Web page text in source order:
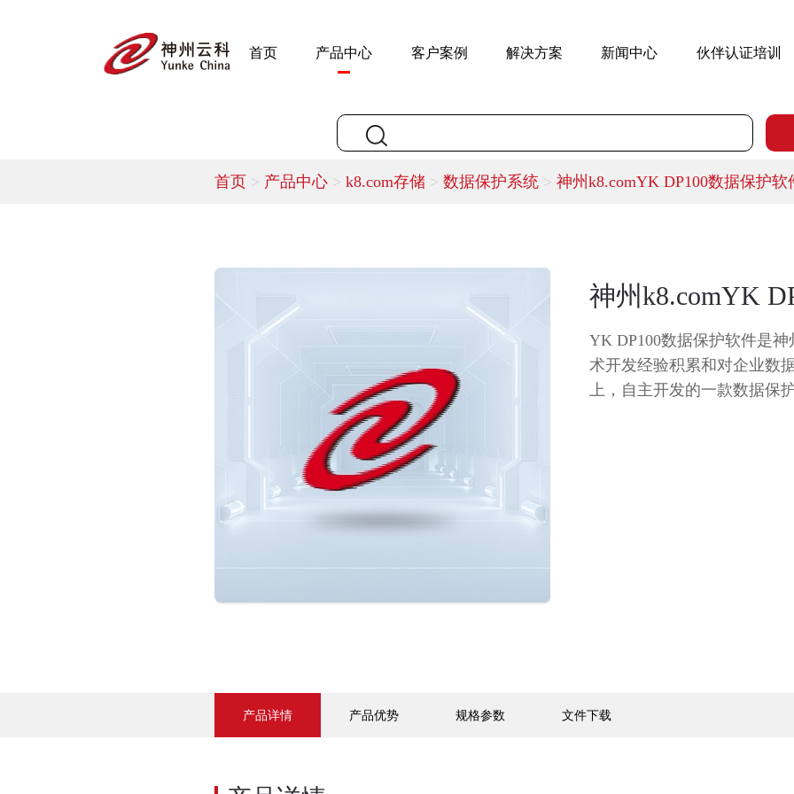
首页 产品中心 客户案例 解决方案 新闻中心 伙伴认证培训
首页 > 产品中心> k8.com存储 > 数据保护系统> 神州k8.comYK DP100数据保护软
神州k8.comYK
YK DP100数据保护软件是
术开发经验积累和对企业数
上，自主开发的一款数据保
产品详情 产品优势 规格参数 文件下载